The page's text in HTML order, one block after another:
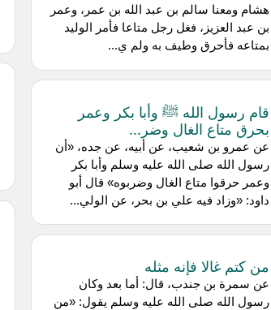
هشام ومعنا سالم بن عبد الله بن عمر، وعمر
بن عبد العزيز، فغل رجل متاعا فأمر الوليد
بمتاعه فأحرق وطيف به ولم ي...
قام رسول الله ﷺ وأبا بكر وعمر
بحرق متاع الغال وضر...
عن عمرو بن شعيب، عن أبيه، عن جده، «أن
رسول الله صلى الله عليه وسلم وأبا بكر
وعمر حرقوا متاع الغال وضربوه» قال أبو
داود: «وزاد فيه علي بن بحر، عن الولي...
من كتم غالا فإنه مثله
عن سمرة بن جندب، قال: أما بعد وكان
رسول الله صلى الله عليه وسلم يقول: «من